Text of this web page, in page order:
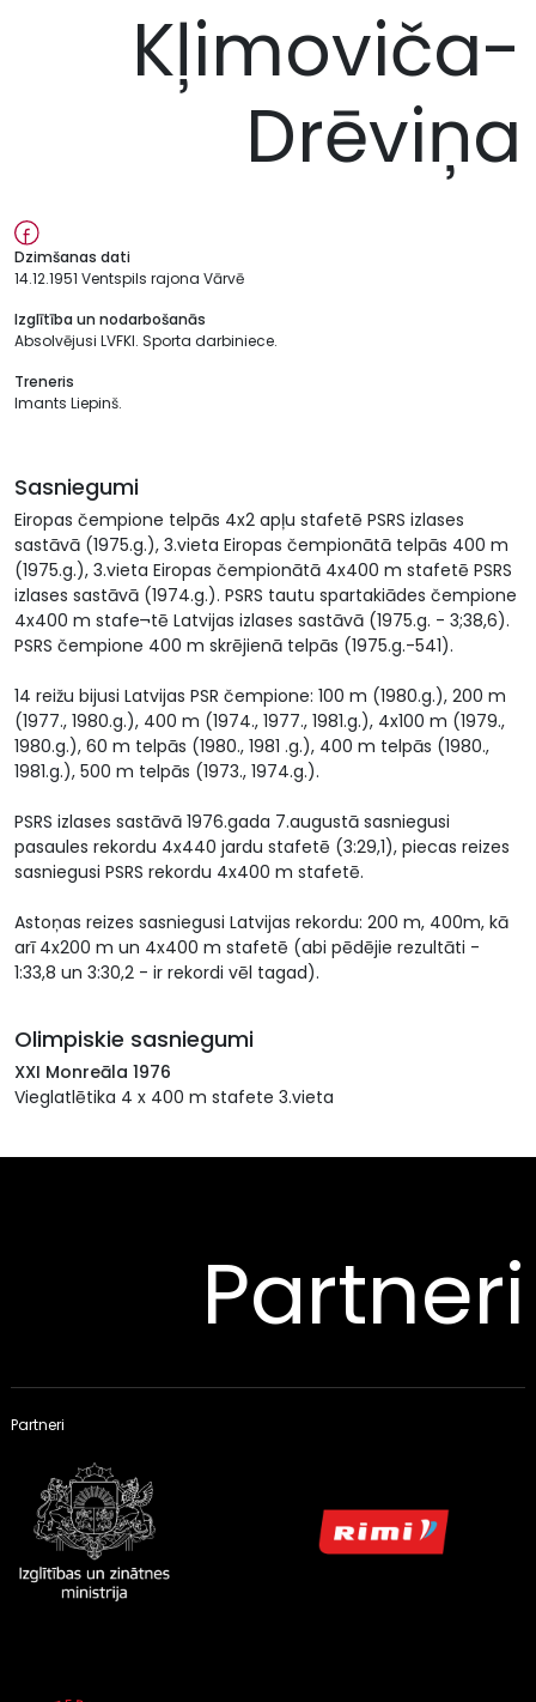
Kļimoviča-
Drēviņa
Dzimšanas dati
14.12.1951 Ventspils rajona Vārvē
Izglītība un nodarbošanās
Absolvējusi LVFKI. Sporta darbiniece.
Treneris
Imants Liepinš.
Sasniegumi
Eiropas čempione telpās 4x2 apļu stafetē PSRS izlases
sastāvā (1975.g.), 3.vieta Eiropas čempionātā telpās 400 m
(1975.g.), 3.vieta Eiropas čempionātā 4x400 m stafetē PSRS
izlases sastāvā (1974.g.). PSRS tautu spartakiādes čempione
4x400 m stafe¬tē Latvijas izlases sastāvā (1975.g. - 3;38,6).
PSRS čempione 400 m skrējienā telpās (1975.g.-541).
14 reižu bijusi Latvijas PSR čempione: 100 m (1980.g.), 200 m
(1977., 1980.g.), 400 m (1974., 1977., 1981.g.), 4x100 m (1979.,
1980.g.), 60 m telpās (1980., 1981 .g.), 400 m telpās (1980.,
1981.g.), 500 m telpās (1973., 1974.g.).
PSRS izlases sastāvā 1976.gada 7.augustā sasniegusi
pasaules rekordu 4x440 jardu stafetē (3:29,1), piecas reizes
sasniegusi PSRS rekordu 4x400 m stafetē.
Astoņas reizes sasniegusi Latvijas rekordu: 200 m, 400m, kā
arī 4x200 m un 4x400 m stafetē (abi pēdējie rezultāti -
1:33,8 un 3:30,2 - ir rekordi vēl tagad).
Olimpiskie sasniegumi
XXI Monreāla 1976
Vieglatlētika 4 x 400 m stafete 3.vieta
Partneri
Partneri